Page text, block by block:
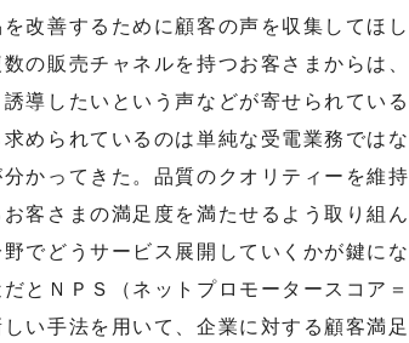
改善するために顧客の声を収集してほ
数の販売チャネルを持つお客さまからは
導したいという声などが寄せられている
められているのは単純な受電業務では
かってきた。品質のクオリティーを維
客さまの満足度を満たせるよう取り組
でどうサービス展開していくかが鍵に
とＮＰＳ（ネットプロモータースコア
い手法を用いて、企業に対する顧客満